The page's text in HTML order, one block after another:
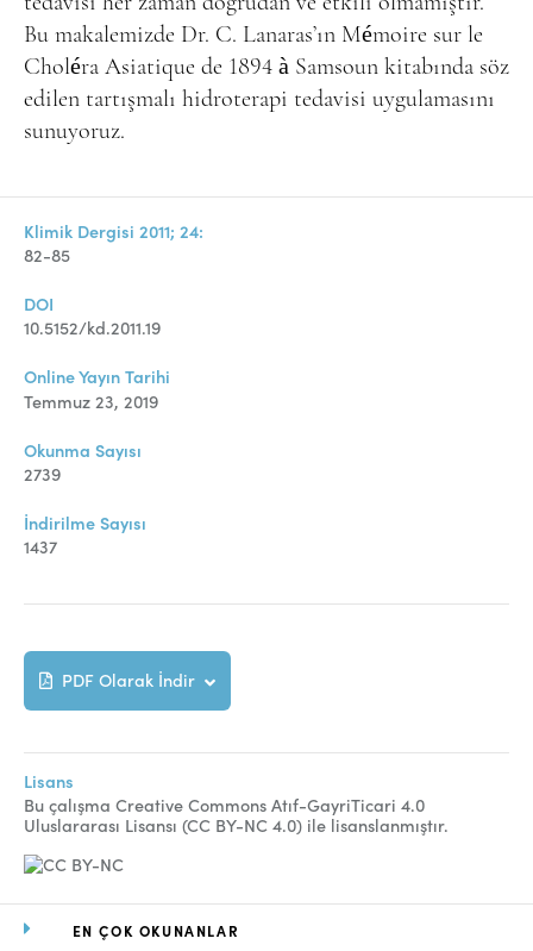
İletişim
FACEBOOK TWITTER YOUTUBE
EN ÇOK OKUNANLAR
Bu makalemizde Dr. C. Lanaras’ın Mémoire sur le
Choléra Asiatique de 1894 à Samsoun kitabında söz
edilen tartışmalı hidroterapi tedavisi uygulamasını
sunuyoruz.
Klimik Dergisi 2011; 24:
82-85
DOI
10.5152/kd.2011.19
Online Yayın Tarihi
Temmuz 23, 2019
Okunma Sayısı
2739
İndirilme Sayısı
1437
PDF Olarak İndir
Lisans
Bu çalışma Creative Commons Atıf-GayriTicari 4.0
Uluslararası Lisansı (CC BY-NC 4.0) ile lisanslanmıştır.